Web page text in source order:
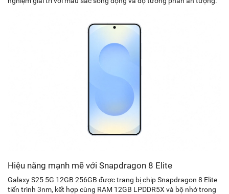
Hiệu năng mạnh mẽ với Snapdragon 8 Elite
Galaxy S25 5G 12GB 256GB được trang bị chip Snapdragon 8 Elite
tiến trình 3nm, kết hợp cùng RAM 12GB LPDDR5X và bộ nhớ trong